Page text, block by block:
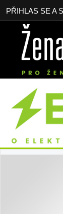
PŘIHLAS SE A